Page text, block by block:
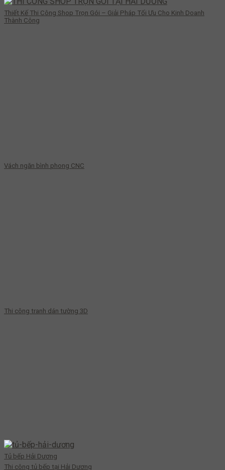
Thiết Kế Thi Công Shop Trọn Gói – Giải Pháp Tối Ưu Cho Kinh Doanh
Thành Công
Vách ngăn bình phong CNC
Thi công tranh dán tường 3D
Tủ bếp Hải Dương
Thi công tủ bếp tại Hải Dương